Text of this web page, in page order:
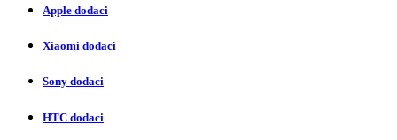
Apple dodaci
Xiaomi dodaci
Sony dodaci
HTC dodaci